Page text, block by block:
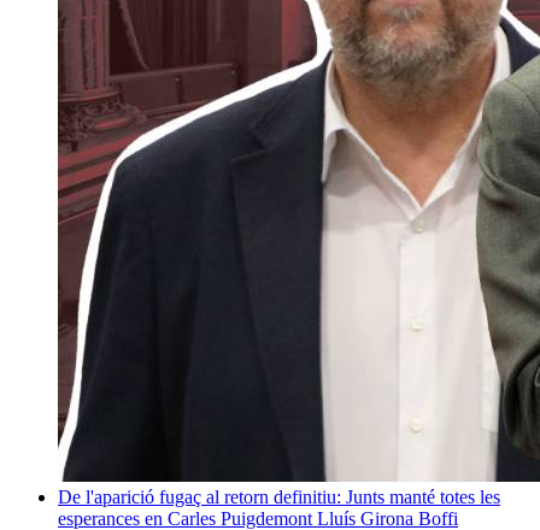
De l'aparició fugaç al retorn definitiu: Junts manté totes les
esperances en Carles Puigdemont Lluís Girona Boffi